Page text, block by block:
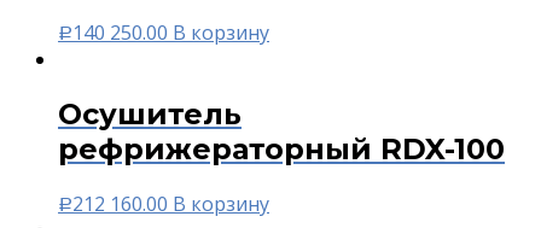
Р 140 250.00 В корзину
Осушитель
рефрижераторный RDX-100
Р212 160.00 В корзину